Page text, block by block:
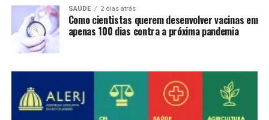
SAÚDE 2 dias atrás
Como cientistas querem desenvolver vacinas em
apenas 100 dias contra a próxima pandemia